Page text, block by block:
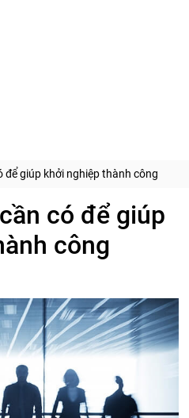
để giúp khởi nghiệp thành công
có để giúp
công